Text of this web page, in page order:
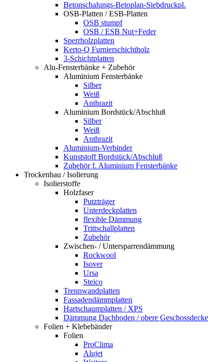
Betonschalungs-Betoplan-Siebdruckpl.
OSB-Platten / ESB-Platten
OSB stumpf
OSB / ESB Nut+Feder
Sperrholzplatten
Kerto-Q Furnierschichtholz
3-Schichtplatten
Alu-Fensterbänke + Zubehör
Aluminium Fensterbänke
Silber
Weiß
Anthrazit
Aluminium Bordstück/Abschluß
Silber
Weiß
Anthrazit
Aluminium-Verbinder
Kunststoff Bordstück/Abschluß
Zubehör f. Aluminium Fensterbänke
Trockenbau / Isolierung
Isolierstoffe
Holzfaser
Putzträger
Unterdeckplatten
flexible Dämmung
Trittschallplatten
Zubehör
Zwischen- / Untersparrendämmung
Rockwool
Isover
Ursa
Steico
Trennwandplatten
Fassadendämmplatten
Hartschaumplatten / XPS
Dämmung Dachboden / obere Geschossdecke
Folien + Klebebänder
Folien
ProClima
Alujet